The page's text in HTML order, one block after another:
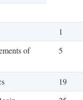
1
of
5
19